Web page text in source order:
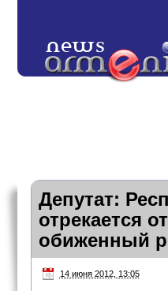
Депутат:
отрекается
обиженный
14 июня 2012, 13:05